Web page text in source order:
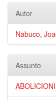
Autor
Nabuco,
Assunto